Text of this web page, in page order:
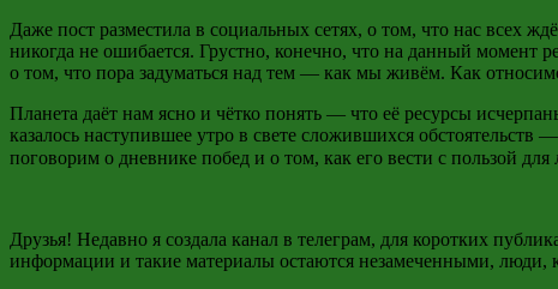
Даже пост разместила в социальных сетях, о том, что нас всех
никогда не ошибается. Грустно, конечно, что на данный
о том, что пора задуматься над тем — как мы живём. Как
Планета даёт нам ясно и чётко понять — что её ресурсы
казалось наступившее утро в свете сложившихся обстоятельств
поговорим о дневнике побед и о том, как его вести с пользой
Друзья! Недавно я создала канал в телеграм, для коротких
информации и такие материалы остаются незамеченными, люди,